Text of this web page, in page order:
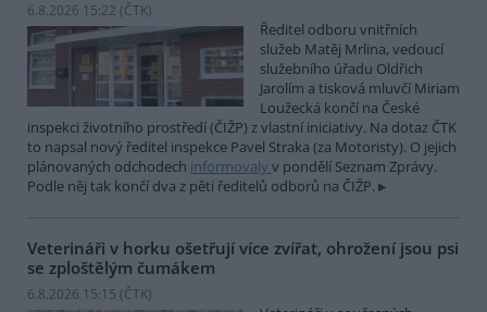
6.8.2026 15:22 (ČTK)
Ředitel odboru vnitřních
služeb Matěj Mrlina, vedoucí
služebního úřadu Oldřich
Jarolím a tisková mluvčí Miriam
Loužecká končí na České
inspekci životního prostředí (ČIŽP) z vlastní iniciativy. Na dotaz ČTK
to napsal nový ředitel inspekce Pavel Straka (za Motoristy). O jejich
plánovaných odchodech informovaly v pondělí Seznam Zprávy.
Podle něj tak končí dva z pěti ředitelů odborů na ČIŽP.
Veterináři v horku ošetřují více zvířat, ohrožení jsou psi
se zploštělým čumákem
6.8.2026 15:15 (ČTK)